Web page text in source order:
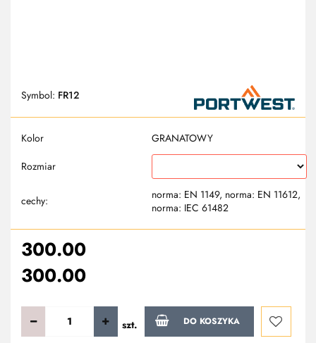
Symbol: FR12
Kolor
GRANATOWY
Rozmiar
cechy:
norma: EN 1149, norma: EN 11612,
norma: IEC 61482
300.00
300.00
szt. DO KOSZYKA